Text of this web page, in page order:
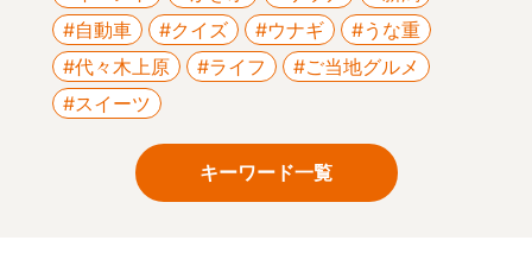
#自動車
#クイズ #ウナギ
#うな重
#代々木上原
#ライフ
#ご当地グルメ
#スイーツ
キーワード一覧